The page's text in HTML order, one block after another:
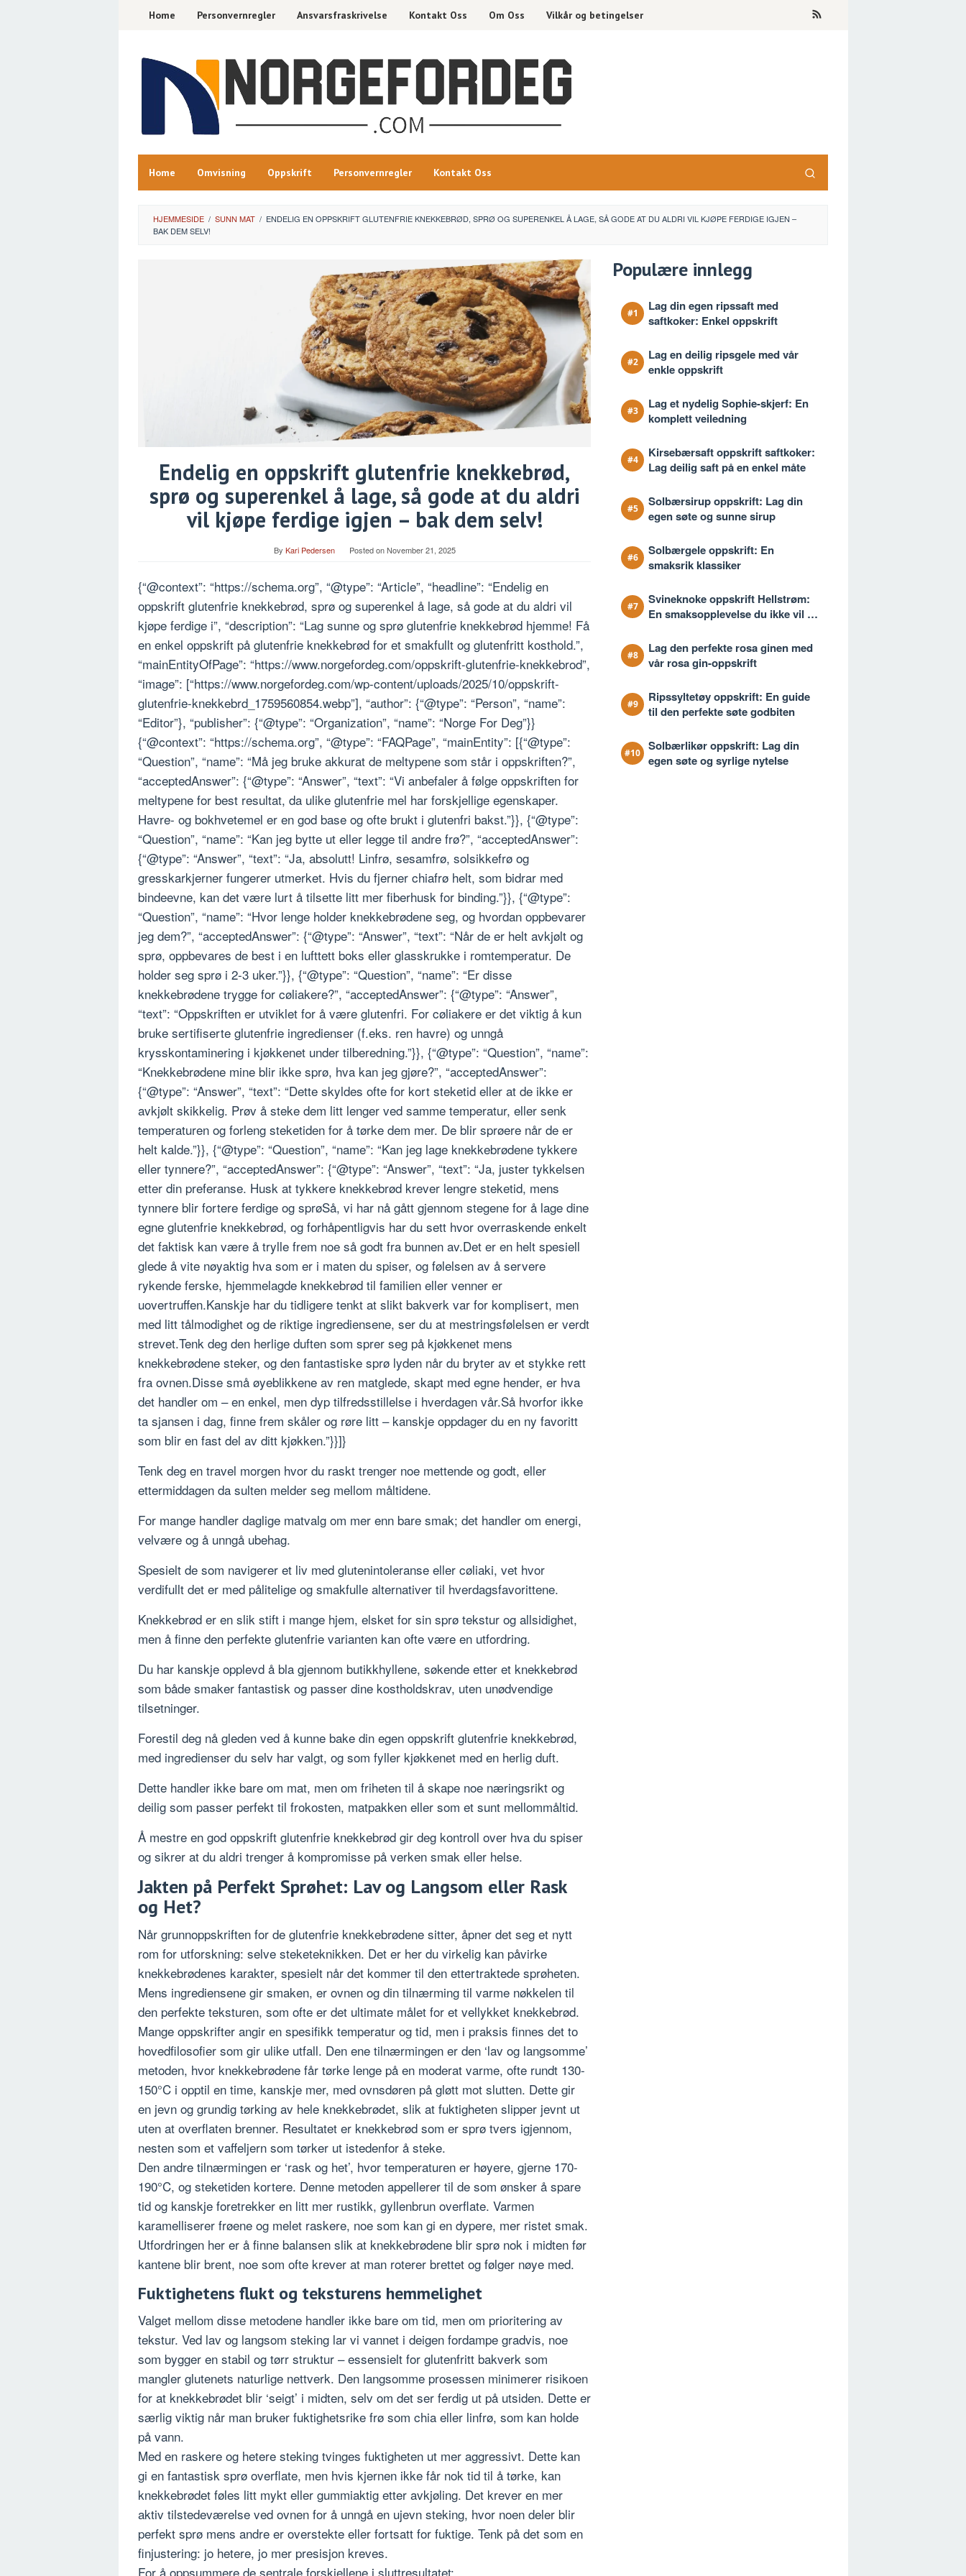
Home Personvernregler Ansvarsfraskrivelse Kontakt Oss Om Oss Vilkår og betingelser
Home Omvisning Oppskrift Personvernregler Kontakt Oss
HJEMMESIDE / SUNN MAT / ENDELIG EN OPPSKRIFT GLUTENFRIE KNEKKEBRØD, SPRØ OG SUPERENKEL Å LAGE, SÅ GODE AT DU ALDRI VIL KJØPE FERDIGE IGJEN –
BAK DEM SELV!
Endelig en oppskrift glutenfrie knekkebrød,
sprø og superenkel å lage, så gode at du aldri
vil kjøpe ferdige igjen – bak dem selv!
By Kari Pedersen Posted onNovember 21, 2025
{“@context”: “https://schema.org”, “@type”: “Article”, “headline”: “Endelig en
oppskrift glutenfrie knekkebrød, sprø og superenkel å lage, så gode at du aldri vil
kjøpe ferdige i”, “description”: “Lag sunne og sprø glutenfrie knekkebrød hjemme! Få
en enkel oppskrift på glutenfrie knekkebrød for et smakfullt og glutenfritt kosthold.”,
“mainEntityOfPage”: “https://www.norgefordeg.com/oppskrift-glutenfrie-knekkebrod”,
“image”: [“https://www.norgefordeg.com/wp-content/uploads/2025/10/oppskrift-
glutenfrie-knekkebrd_1759560854.webp”], “author”: {“@type”: “Person”, “name”:
“Editor”}, “publisher”: {“@type”: “Organization”, “name”: “Norge For Deg”}}
{“@context”: “https://schema.org”, “@type”: “FAQPage”, “mainEntity”: [{“@type”:
“Question”, “name”: “Må jeg bruke akkurat de meltypene som står i oppskriften?”,
“acceptedAnswer”: {“@type”: “Answer”, “text”: “Vi anbefaler å følge oppskriften for
meltypene for best resultat, da ulike glutenfrie mel har forskjellige egenskaper.
Havre- og bokhvetemel er en god base og ofte brukt i glutenfri bakst.”}}, {“@type”:
“Question”, “name”: “Kan jeg bytte ut eller legge til andre frø?”, “acceptedAnswer”:
{“@type”: “Answer”, “text”: “Ja, absolutt! Linfrø, sesamfrø, solsikkefrø og
gresskarkjerner fungerer utmerket. Hvis du fjerner chiafrø helt, som bidrar med
bindeevne, kan det være lurt å tilsette litt mer fiberhusk for binding.”}}, {“@type”:
“Question”, “name”: “Hvor lenge holder knekkebrødene seg, og hvordan oppbevarer
jeg dem?”, “acceptedAnswer”: {“@type”: “Answer”, “text”: “Når de er helt avkjølt og
sprø, oppbevares de best i en lufttett boks eller glasskrukke i romtemperatur. De
holder seg sprø i 2-3 uker.”}}, {“@type”: “Question”, “name”: “Er disse
knekkebrødene trygge for cøliakere?”, “acceptedAnswer”: {“@type”: “Answer”,
“text”: “Oppskriften er utviklet for å være glutenfri. For cøliakere er det viktig å kun
bruke sertifiserte glutenfrie ingredienser (f.eks. ren havre) og unngå
krysskontaminering i kjøkkenet under tilberedning.”}}, {“@type”: “Question”, “name”:
“Knekkebrødene mine blir ikke sprø, hva kan jeg gjøre?”, “acceptedAnswer”:
{“@type”: “Answer”, “text”: “Dette skyldes ofte for kort steketid eller at de ikke er
avkjølt skikkelig. Prøv å steke dem litt lenger ved samme temperatur, eller senk
temperaturen og forleng steketiden for å tørke dem mer. De blir sprøere når de er
helt kalde.”}}, {“@type”: “Question”, “name”: “Kan jeg lage knekkebrødene tykkere
eller tynnere?”, “acceptedAnswer”: {“@type”: “Answer”, “text”: “Ja, juster tykkelsen
etter din preferanse. Husk at tykkere knekkebrød krever lengre steketid, mens
tynnere blir fortere ferdige og sprøSå, vi har nå gått gjennom stegene for å lage dine
egne glutenfrie knekkebrød, og forhåpentligvis har du sett hvor overraskende enkelt
det faktisk kan være å trylle frem noe så godt fra bunnen av.Det er en helt spesiell
glede å vite nøyaktig hva som er i maten du spiser, og følelsen av å servere
rykende ferske, hjemmelagde knekkebrød til familien eller venner er
uovertruffen.Kanskje har du tidligere tenkt at slikt bakverk var for komplisert, men
med litt tålmodighet og de riktige ingrediensene, ser du at mestringsfølelsen er verdt
strevet.Tenk deg den herlige duften som sprer seg på kjøkkenet mens
knekkebrødene steker, og den fantastiske sprø lyden når du bryter av et stykke rett
fra ovnen.Disse små øyeblikkene av ren matglede, skapt med egne hender, er hva
det handler om – en enkel, men dyp tilfredsstillelse i hverdagen vår.Så hvorfor ikke
ta sjansen i dag, finne frem skåler og røre litt – kanskje oppdager du en ny favoritt
som blir en fast del av ditt kjøkken.”}}]}
Tenk deg en travel morgen hvor du raskt trenger noe mettende og godt, eller
ettermiddagen da sulten melder seg mellom måltidene.
For mange handler daglige matvalg om mer enn bare smak; det handler om energi,
velvære og å unngå ubehag.
Spesielt de som navigerer et liv med glutenintoleranse eller cøliaki, vet hvor
verdifullt det er med pålitelige og smakfulle alternativer til hverdagsfavorittene.
Knekkebrød er en slik stift i mange hjem, elsket for sin sprø tekstur og allsidighet,
men å finne den perfekte glutenfrie varianten kan ofte være en utfordring.
Du har kanskje opplevd å bla gjennom butikkhyllene, søkende etter et knekkebrød
som både smaker fantastisk og passer dine kostholdskrav, uten unødvendige
tilsetninger.
Forestil deg nå gleden ved å kunne bake din egen oppskrift glutenfrie knekkebrød,
med ingredienser du selv har valgt, og som fyller kjøkkenet med en herlig duft.
Dette handler ikke bare om mat, men om friheten til å skape noe næringsrikt og
deilig som passer perfekt til frokosten, matpakken eller som et sunt mellommåltid.
Å mestre en god oppskrift glutenfrie knekkebrød gir deg kontroll over hva du spiser
og sikrer at du aldri trenger å kompromisse på verken smak eller helse.
Jakten på Perfekt Sprøhet: Lav og Langsom eller Rask
og Het?
Når grunnoppskriften for de glutenfrie knekkebrødene sitter, åpner det seg et nytt
rom for utforskning: selve steketeknikken. Det er her du virkelig kan påvirke
knekkebrødenes karakter, spesielt når det kommer til den ettertraktede sprøheten.
Mens ingrediensene gir smaken, er ovnen og din tilnærming til varme nøkkelen til
den perfekte teksturen, som ofte er det ultimate målet for et vellykket knekkebrød.
Mange oppskrifter angir en spesifikk temperatur og tid, men i praksis finnes det to
hovedfilosofier som gir ulike utfall. Den ene tilnærmingen er den ‘lav og langsomme’
metoden, hvor knekkebrødene får tørke lenge på en moderat varme, ofte rundt 130-
150°C i opptil en time, kanskje mer, med ovnsdøren på gløtt mot slutten. Dette gir
en jevn og grundig tørking av hele knekkebrødet, slik at fuktigheten slipper jevnt ut
uten at overflaten brenner. Resultatet er knekkebrød som er sprø tvers igjennom,
nesten som et vaffeljern som tørker ut istedenfor å steke.
Den andre tilnærmingen er ‘rask og het’, hvor temperaturen er høyere, gjerne 170-
190°C, og steketiden kortere. Denne metoden appellerer til de som ønsker å spare
tid og kanskje foretrekker en litt mer rustikk, gyllenbrun overflate. Varmen
karamelliserer frøene og melet raskere, noe som kan gi en dypere, mer ristet smak.
Utfordringen her er å finne balansen slik at knekkebrødene blir sprø nok i midten før
kantene blir brent, noe som ofte krever at man roterer brettet og følger nøye med.
Fuktighetens flukt og teksturens hemmelighet
Valget mellom disse metodene handler ikke bare om tid, men om prioritering av
tekstur. Ved lav og langsom steking lar vi vannet i deigen fordampe gradvis, noe
som bygger en stabil og tørr struktur – essensielt for glutenfritt bakverk som
mangler glutenets naturlige nettverk. Den langsomme prosessen minimerer risikoen
for at knekkebrødet blir ‘seigt’ i midten, selv om det ser ferdig ut på utsiden. Dette er
særlig viktig når man bruker fuktighetsrike frø som chia eller linfrø, som kan holde
på vann.
Med en raskere og hetere steking tvinges fuktigheten ut mer aggressivt. Dette kan
gi en fantastisk sprø overflate, men hvis kjernen ikke får nok tid til å tørke, kan
knekkebrødet føles litt mykt eller gummiaktig etter avkjøling. Det krever en mer
aktiv tilstedeværelse ved ovnen for å unngå en ujevn steking, hvor noen deler blir
perfekt sprø mens andre er overstekte eller fortsatt for fuktige. Tenk på det som en
finjustering: jo hetere, jo mer presisjon kreves.
For å oppsummere de sentrale forskjellene i sluttresultatet:
Populære innlegg
Lag din egen ripssaft med
saftkoker: Enkel oppskrift
Lag en deilig ripsgele med vår
enkle oppskrift
Lag et nydelig Sophie-skjerf: En
komplett veiledning
Kirsebærsaft oppskrift saftkoker:
Lag deilig saft på en enkel måte
Solbærsirup oppskrift: Lag din
egen søte og sunne sirup
Solbærgele oppskrift: En
smaksrik klassiker
Svineknoke oppskrift Hellstrøm:
En smaksopplevelse du ikke vil gå
Lag den perfekte rosa ginen med
vår rosa gin-oppskrift
Ripssyltetøy oppskrift: En guide
til den perfekte søte godbiten
Solbærlikør oppskrift: Lag din
egen søte og syrlige nytelse